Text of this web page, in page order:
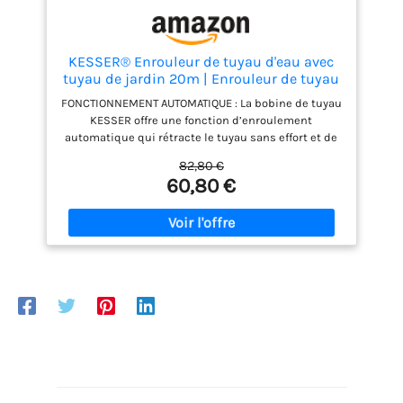
KESSER® Enrouleur de tuyau d'eau avec
tuyau de jardin 20m | Enrouleur de tuyau
d'eau à montage mural | Support mural |
Pivotant à 180° et enroulement
automatique | Boîte murale pour tuyau
incl
FONCTIONNEMENT AUTOMATIQUE : La bobine de tuyau
KESSER offre une fonction d’enroulement
automatique qui rétracte le tuyau sans effort et de
tuyau d'arrosage se rétracte tout seul, ce qui
élimine l'enroulement fastidieux et le risque de
trébuchement causé par les tuyaux qui traînent.
Cela assure un environnement de jardin propre et
bien rangé. 𝟏𝟖𝟎° MÉCANISME DE PIVOT : Grâce au
l’arrosage du jardin. Vous pouvez facilement
82,80 €
60,80 €